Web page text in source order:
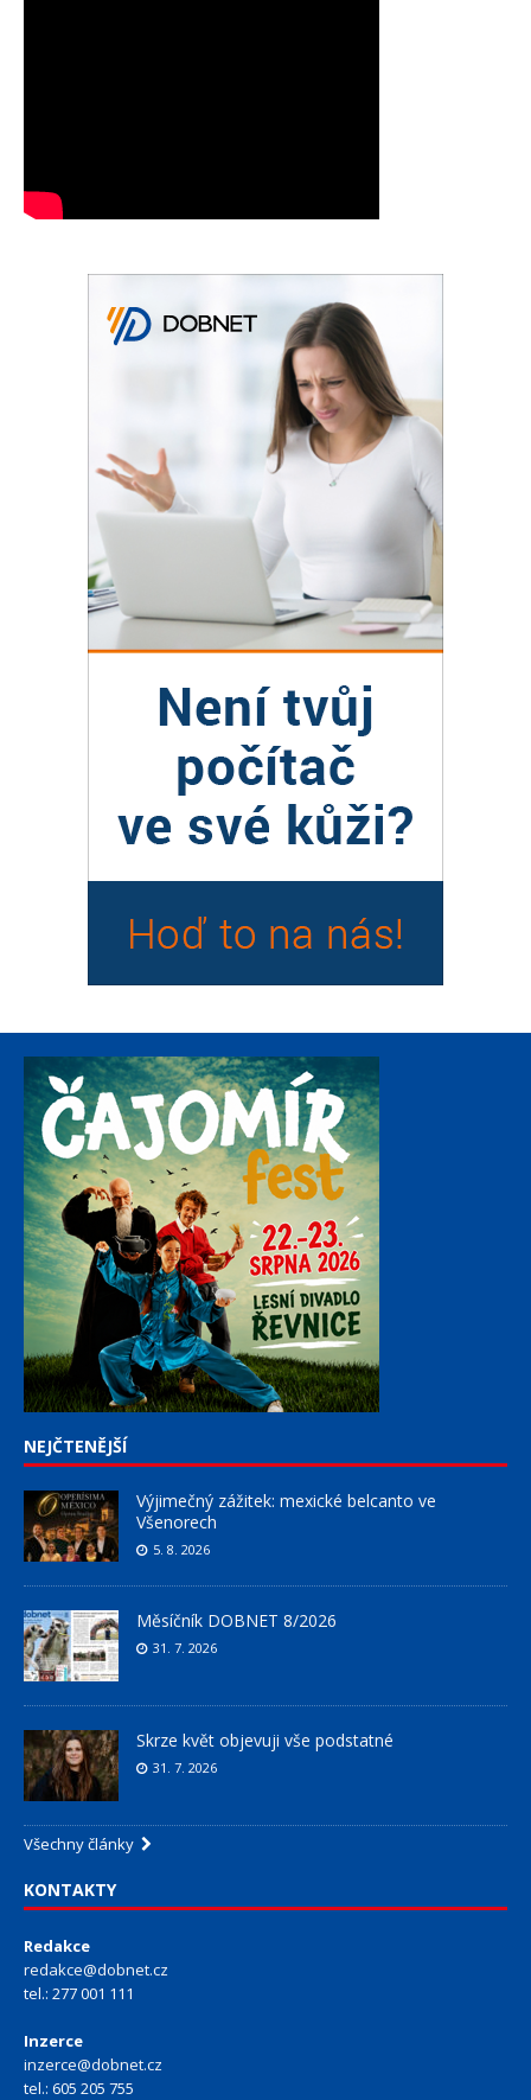
NEJČTENĚJŠÍ
Výjimečný zážitek: mexické belcanto ve
Všenorech
5. 8. 2026
Měsíčník DOBNET 8/2026
31. 7. 2026
Skrze květ objevuji vše podstatné
31. 7. 2026
Všechny články
KONTAKTY
Redakce
redakce@dobnet.cz
tel.: 277 001 111
Inzerce
inzerce@dobnet.cz
tel.: 605 205 755